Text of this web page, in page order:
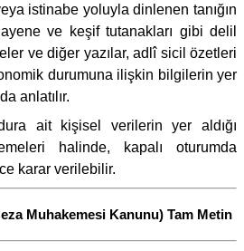
istinabe yoluyla dinlenen tanığın
ve keşif tutanakları gibi delil
ve diğer yazılar, adlî sicil özetleri
durumuna ilişkin bilgilerin yer
anlatılır.
ait kişisel verilerin yer aldığı
halinde, kapalı oturumda
karar verilebilir.
Muhakemesi Kanunu) Tam Metin